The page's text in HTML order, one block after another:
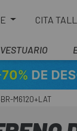
CITA
VESTUARIO
M6120+LAT